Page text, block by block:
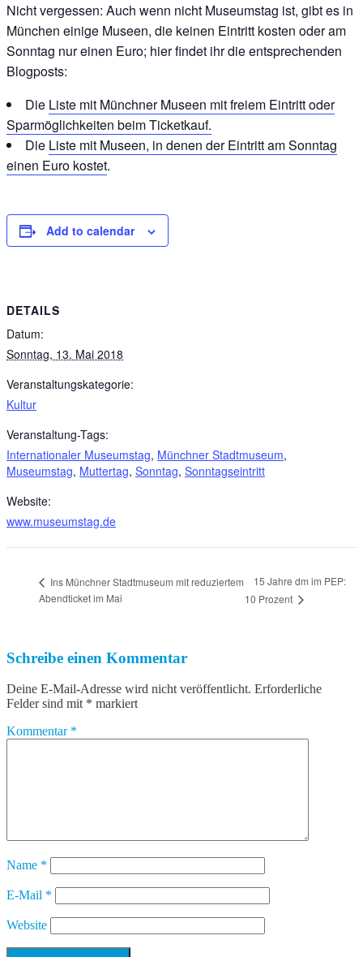
Nicht vergessen: Auch wenn nicht Museumstag ist, gibt es in
München einige Museen, die keinen Eintritt kosten oder am
Sonntag nur einen Euro; hier findet ihr die entsprechenden
Blogposts:
Die Liste mit Münchner Museen mit freiem Eintritt oder
Sparmöglichkeiten beim Ticketkauf.
Die Liste mit Museen, in denen der Eintritt am Sonntag
einen Euro kostet.
Add to calendar
DETAILS
Datum:
Sonntag, 13. Mai 2018
Veranstaltungskategorie:
Kultur
Veranstaltung-Tags:
Internationaler Museumstag, Münchner Stadtmuseum,
Museumstag, Muttertag, Sonntag, Sonntagseintritt
Website:
www.museumstag.de
Ins Münchner Stadtmuseum mit reduziertem
Abendticket im Mai
15 Jahre dm im PEP:
10 Prozent
Schreibe einen Kommentar
Deine E-Mail-Adresse wird nicht veröffentlicht. Erforderliche
Felder sind mit * markiert
Kommentar *
Name *
E-Mail *
Website